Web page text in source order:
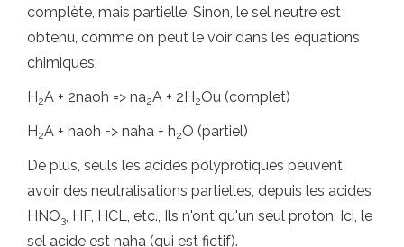
complète, mais partielle; Sinon, le sel neutre est
obtenu, comme on peut le voir dans les équations
chimiques:
H2A + 2naoh => na2A + 2H2Ou (complet)
H2A + naoh => naha + h2O (partiel)
De plus, seuls les acides polyprotiques peuvent
avoir des neutralisations partielles, depuis les acides
HNO3, HF, HCL, etc., Ils n'ont qu'un seul proton. Ici, le
sel acide est naha (qui est fictif).